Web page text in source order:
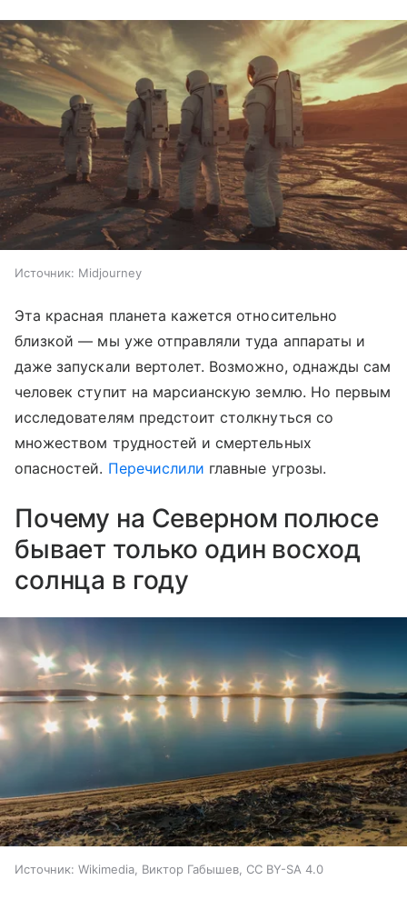
Источник: Midjourney
Эта красная планета кажется относительно
близкой — мы уже отправляли туда аппараты и
даже запускали вертолет. Возможно, однажды сам
человек ступит на марсианскую землю. Но первым
исследователям предстоит столкнуться со
множеством трудностей и смертельных
опасностей. Перечислили главные угрозы.
Почему на Северном полюсе
бывает только один восход
солнца в году
Источник: Wikimedia, Виктор Габышев, CC BY-SA 4.0